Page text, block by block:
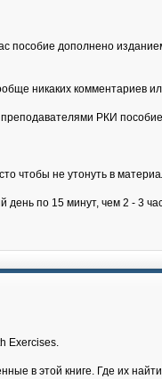
дополнено
никаких комментариев
преподавателями РКИ
чтобы не утонуть в
по 15 минут, чем 2 - 3
Exercises.
в этой книге. Где их